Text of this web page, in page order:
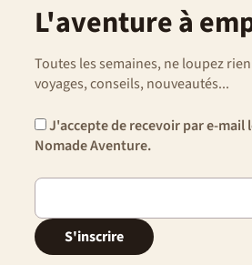
L'aventure à
Toutes les semaines, ne loupez
voyages, conseils, nouveautés...
J'accepte de recevoir par e-mail
Nomade Aventure.
S'inscrire